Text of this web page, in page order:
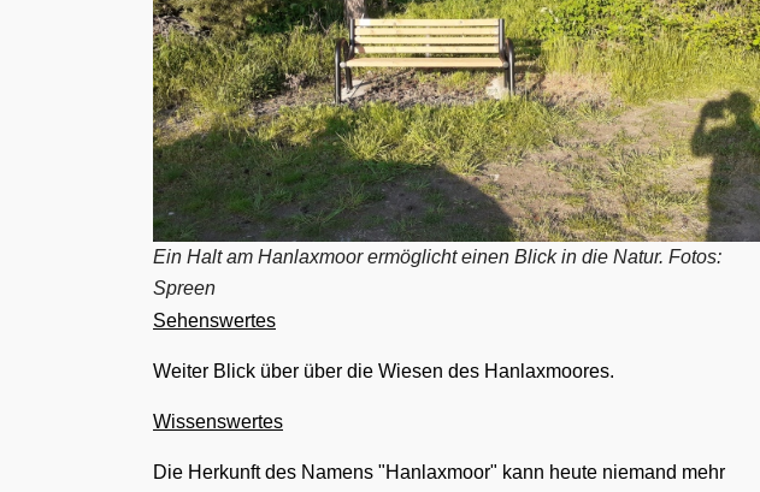
Ein Halt am Hanlaxmoor ermöglicht einen Blick in die Natur. Fotos:
Spreen
Sehenswertes
Weiter Blick über über die Wiesen des Hanlaxmoores.
Wissenswertes
Die Herkunft des Namens "Hanlaxmoor" kann heute niemand mehr